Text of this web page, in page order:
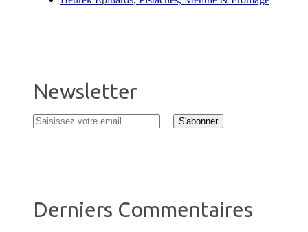
Newsletter
Derniers Commentaires